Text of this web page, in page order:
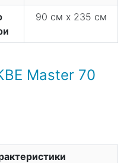
90 см х 235 см
Master 70